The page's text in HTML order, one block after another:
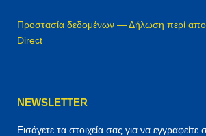
Προστασία δεδομένων — Δήλωση περί
Direct
NEWSLETTER
Εισάγετε τα στοιχεία σας για να εγγραφείτε